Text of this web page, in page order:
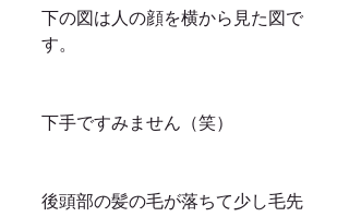
下の図は人の顔を横から見た図で
す。
下手ですみません（笑）
後頭部の髪の毛が落ちて少し毛先